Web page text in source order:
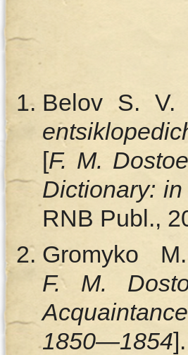
Belov S. V.
[F. M.
Dictionary:
RNB Publ.,
Gromyko
F. M.
1850—1854